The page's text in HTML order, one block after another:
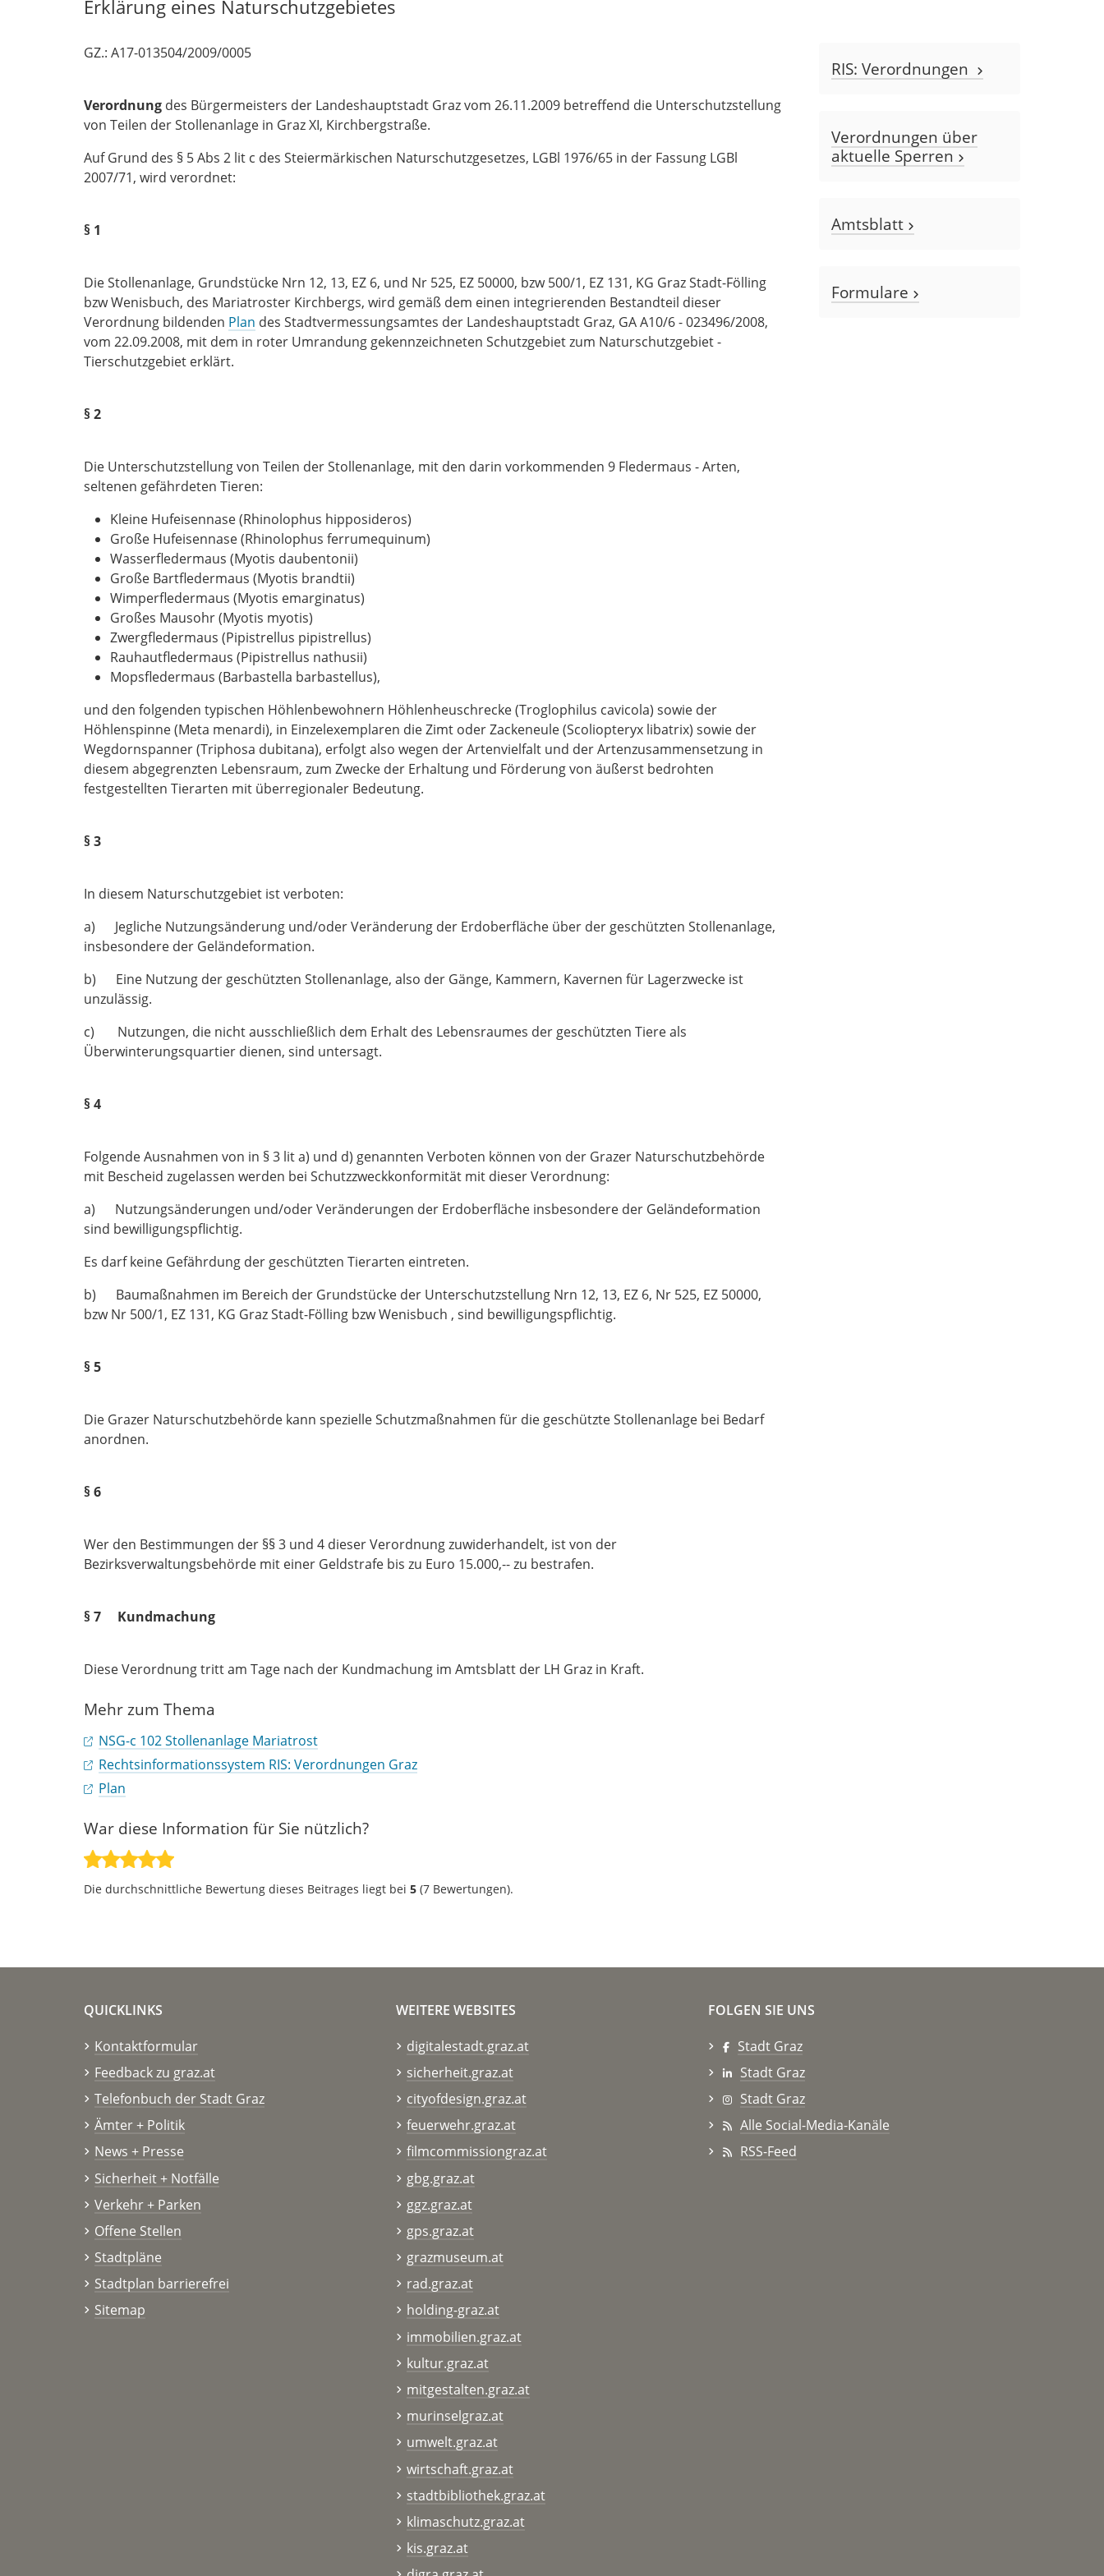
Erklärung eines Naturschutzgebietes
GZ.: A17-013504/2009/0005
Verordnung des Bürgermeisters der Landeshauptstadt Graz vom 26.11.2009 betreffend die Unterschutzstellung
von Teilen der Stollenanlage in Graz XI, Kirchbergstraße.
Auf Grund des § 5 Abs 2 lit c des Steiermärkischen Naturschutzgesetzes, LGBl 1976/65 in der Fassung LGBl
2007/71, wird verordnet:
§ 1
Die Stollenanlage, Grundstücke Nrn 12, 13, EZ 6, und Nr 525, EZ 50000, bzw 500/1, EZ 131, KG Graz Stadt-Fölling
bzw Wenisbuch, des Mariatroster Kirchbergs, wird gemäß dem einen integrierenden Bestandteil dieser
Verordnung bildenden Plan des Stadtvermessungsamtes der Landeshauptstadt Graz, GA A10/6 - 023496/2008,
vom 22.09.2008, mit dem in roter Umrandung gekennzeichneten Schutzgebiet zum Naturschutzgebiet -
Tierschutzgebiet erklärt.
§ 2
Die Unterschutzstellung von Teilen der Stollenanlage, mit den darin vorkommenden 9 Fledermaus - Arten,
seltenen gefährdeten Tieren:
Kleine Hufeisennase (Rhinolophus hipposideros)
Große Hufeisennase (Rhinolophus ferrumequinum)
Wasserfledermaus (Myotis daubentonii)
Große Bartfledermaus (Myotis brandtii)
Wimperfledermaus (Myotis emarginatus)
Großes Mausohr (Myotis myotis)
Zwergfledermaus (Pipistrellus pipistrellus)
Rauhautfledermaus (Pipistrellus nathusii)
Mopsfledermaus (Barbastella barbastellus),
und den folgenden typischen Höhlenbewohnern Höhlenheuschrecke (Troglophilus cavicola) sowie der
Höhlenspinne (Meta menardi), in Einzelexemplaren die Zimt oder Zackeneule (Scoliopteryx libatrix) sowie der
Wegdornspanner (Triphosa dubitana), erfolgt also wegen der Artenvielfalt und der Artenzusammensetzung in
diesem abgegrenzten Lebensraum, zum Zwecke der Erhaltung und Förderung von äußerst bedrohten
festgestellten Tierarten mit überregionaler Bedeutung.
§ 3
In diesem Naturschutzgebiet ist verboten:
a) Jegliche Nutzungsänderung und/oder Veränderung der Erdoberfläche über der geschützten Stollenanlage,
insbesondere der Geländeformation.
b) Eine Nutzung der geschützten Stollenanlage, also der Gänge, Kammern, Kavernen für Lagerzwecke ist
unzulässig.
c) Nutzungen, die nicht ausschließlich dem Erhalt des Lebensraumes der geschützten Tiere als
Überwinterungsquartier dienen, sind untersagt.
§ 4
Folgende Ausnahmen von in § 3 lit a) und d) genannten Verboten können von der Grazer Naturschutzbehörde
mit Bescheid zugelassen werden bei Schutzzweckkonformität mit dieser Verordnung:
a) Nutzungsänderungen und/oder Veränderungen der Erdoberfläche insbesondere der Geländeformation
sind bewilligungspflichtig.
Es darf keine Gefährdung der geschützten Tierarten eintreten.
b) Baumaßnahmen im Bereich der Grundstücke der Unterschutzstellung Nrn 12, 13, EZ 6, Nr 525, EZ 50000,
bzw Nr 500/1, EZ 131, KG Graz Stadt-Fölling bzw Wenisbuch , sind bewilligungspflichtig.
§ 5
Die Grazer Naturschutzbehörde kann spezielle Schutzmaßnahmen für die geschützte Stollenanlage bei Bedarf
anordnen.
§ 6
Wer den Bestimmungen der §§ 3 und 4 dieser Verordnung zuwiderhandelt, ist von der
Bezirksverwaltungsbehörde mit einer Geldstrafe bis zu Euro 15.000,-- zu bestrafen.
§ 7 Kundmachung
Diese Verordnung tritt am Tage nach der Kundmachung im Amtsblatt der LH Graz in Kraft.
Mehr zum Thema
NSG-c 102 Stollenanlage Mariatrost
Rechtsinformationssystem RIS: Verordnungen Graz
Plan
War diese Information für Sie nützlich?
Die durchschnittliche Bewertung dieses Beitrages liegt bei 5 (7 Bewertungen).
RIS: Verordnungen
Verordnungen über
aktuelle Sperren
Amtsblatt
Formulare
QUICKLINKS
Kontaktformular
Feedback zu graz.at
Telefonbuch der Stadt Graz
Ämter + Politik
News + Presse
Sicherheit + Notfälle
Verkehr + Parken
Offene Stellen
Stadtpläne
Stadtplan barrierefrei
Sitemap
WEITERE WEBSITES
digitalestadt.graz.at
sicherheit.graz.at
cityofdesign.graz.at
feuerwehr.graz.at
filmcommissiongraz.at
gbg.graz.at
ggz.graz.at
gps.graz.at
grazmuseum.at
rad.graz.at
holding-graz.at
immobilien.graz.at
kultur.graz.at
mitgestalten.graz.at
murinselgraz.at
umwelt.graz.at
wirtschaft.graz.at
stadtbibliothek.graz.at
klimaschutz.graz.at
kis.graz.at
FOLGEN SIE UNS
Stadt Graz
Stadt Graz
Stadt Graz
Alle Social-Media-Kanäle
RSS-Feed